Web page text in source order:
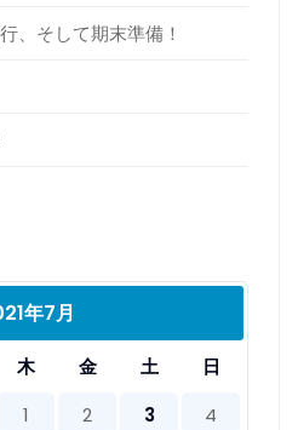
、そして期末準備！
年7月
木 金 土
日
1
2 3
4